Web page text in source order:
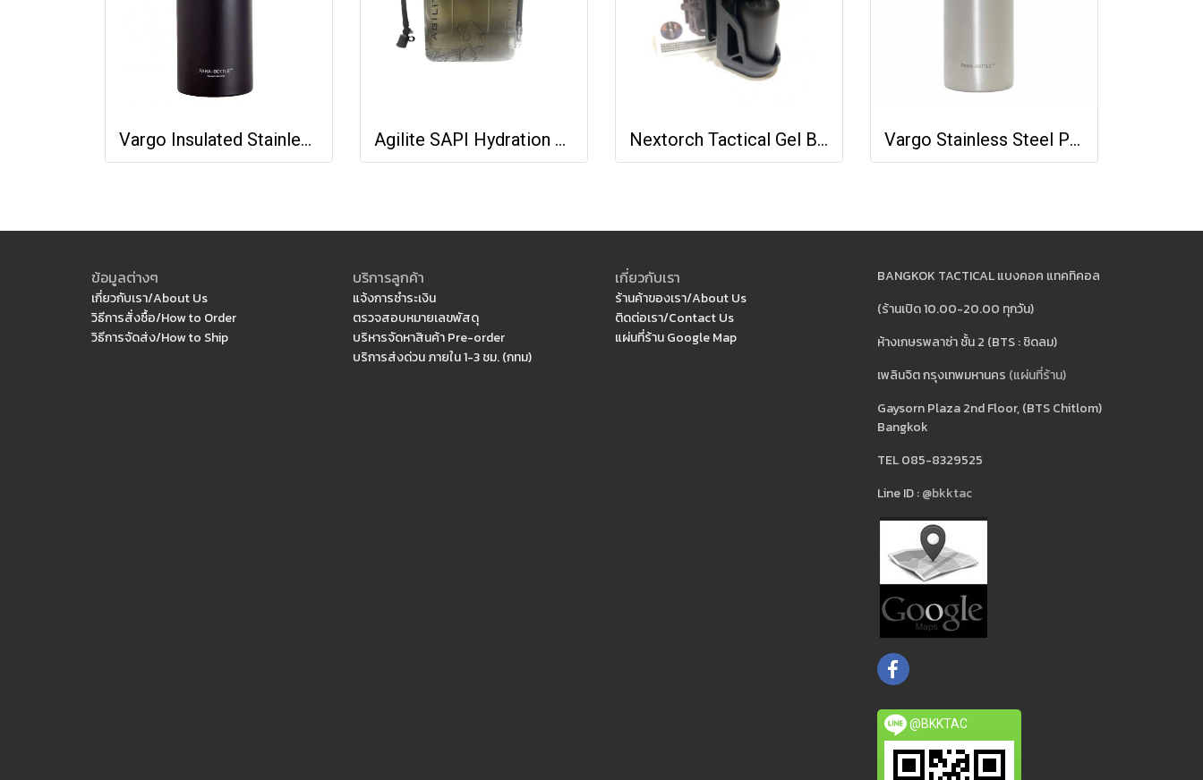
Vargo Insulated Stainless Steel Para-Bottle Agilite SAPI Hydration Bladder Nextorch Tactical Gel Bottle Vargo Stainless Steel Para-Bottle
ข้อมูลต่างๆ
เกี่ยวกับเรา/About Us
วิธีการสั่งซื้อ/How to Order
วิธีการจัดส่ง/How to Ship
บริการลูกค้า
แจ้งการชำระเงิน
ตรวจสอบหมายเลขพัสดุ
บริหารจัดหาสินค้า Pre-order
บริการส่งด่วน ภายใน 1-3 ชม. (กทม)
เกี่ยวกับเรา
ร้านค้าของเรา/About Us
ติดต่อเรา/Contact Us
แผ่นที่ร้าน Google Map
BANGKOK TACTICAL แบงคอค แทคทิคอล
(ร้านเปิด 10.00-20.00 ทุกวัน)
ห้างเกษรพลาซ่า ชั้น 2 (BTS : ชิดลม)
เพลินจิต กรุงเทพมหานคร (แผ่นที่ร้าน)
Gaysorn Plaza 2nd Floor, (BTS Chitlom)
Bangkok
TEL 085-8329525
Line ID :@bkktac
@BKKTAC